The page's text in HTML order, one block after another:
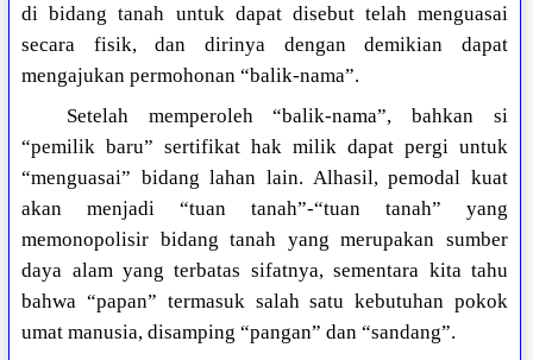
di bidang tanah untuk dapat disebut telah menguasai
secara fisik, dan dirinya dengan demikian dapat
mengajukan permohonan “balik-nama”.
Setelah memperoleh “balik-nama”, bahkan si
“pemilik baru” sertifikat hak milik dapat pergi untuk
“menguasai” bidang lahan lain. Alhasil, pemodal kuat
akan menjadi “tuan tanah”-“tuan tanah” yang
memonopolisir bidang tanah yang merupakan sumber
daya alam yang terbatas sifatnya, sementara kita tahu
bahwa “papan” termasuk salah satu kebutuhan pokok
umat manusia, disamping “pangan” dan “sandang”.